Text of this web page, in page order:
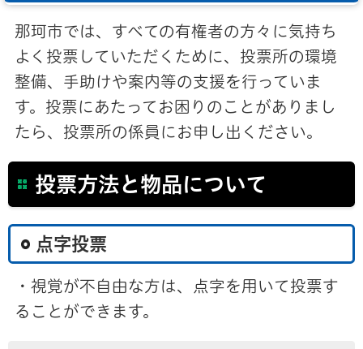
那珂市では、すべての有権者の方々に気持ち
よく投票していただくために、投票所の環境
整備、手助けや案内等の支援を行っていま
す。投票にあたってお困りのことがありまし
たら、投票所の係員にお申し出ください。
投票方法と物品について
点字投票
・視覚が不自由な方は、点字を用いて投票す
ることができます。